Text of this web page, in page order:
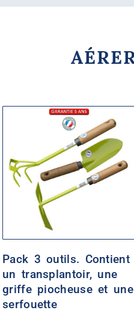
Pack 3 outils. Contient
un transplantoir, une
griffe piocheuse et une
serfouette